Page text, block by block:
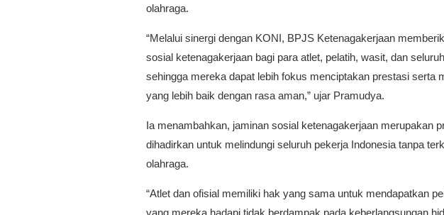
olahraga.
“Melalui sinergi dengan KONI, BPJS Ketenagakerjaan
sosial ketenagakerjaan bagi para atlet, pelatih, wasit, dan
sehingga mereka dapat lebih fokus menciptakan prestasi serta
yang lebih baik dengan rasa aman,” ujar Pramudya.
Ia menambahkan, jaminan sosial ketenagakerjaan merupakan
dihadirkan untuk melindungi seluruh pekerja Indonesia tanpa
olahraga.
“Atlet dan ofisial memiliki hak yang sama untuk mendapatkan